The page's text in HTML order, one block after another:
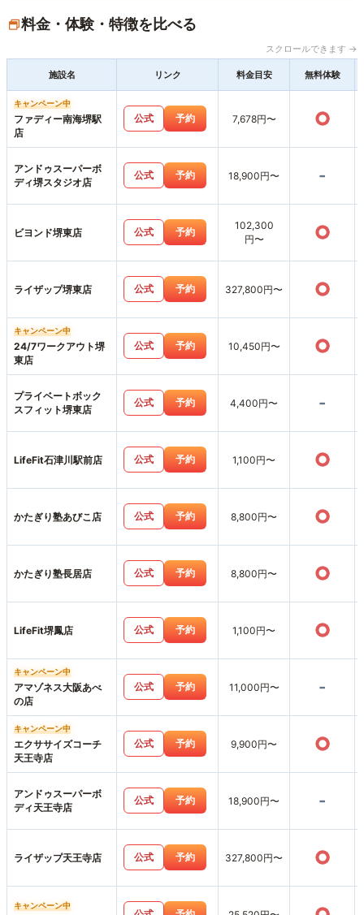
料金・体験・特徴を比べる
スクロールできます →
施設名 リンク 料金目安 無料体験
キャンペーン中
ファディー南海堺駅
店
公式 予約 7,678円〜 ○
アンドゥスーパーボ
ディ堺スタジオ店
公式 予約 18,900円〜 -
ビヨンド堺東店 公式 予約
102,300
円〜
○
ライザップ堺東店 公式 予約 327,800円〜 ○
キャンペーン中
24/7ワークアウト堺
東店
公式 予約 10,450円〜 ○
プライベートボック
スフィット堺東店
公式 予約 4,400円〜 -
LifeFit石津川駅前店 公式 予約 1,100円〜 ○
かたぎり塾あびこ店 公式 予約 8,800円〜 ○
かたぎり塾長居店 公式 予約 8,800円〜 ○
LifeFit堺鳳店 公式 予約 1,100円〜 ○
キャンペーン中
アマゾネス大阪あべ
の店
公式 予約 11,000円〜 -
キャンペーン中
エクササイズコーチ
天王寺店
公式 予約 9,900円〜 ○
アンドゥスーパーボ
ディ天王寺店
公式 予約 18,900円〜 -
ライザップ天王寺店 公式 予約 327,800円〜 ○
キャンペーン中